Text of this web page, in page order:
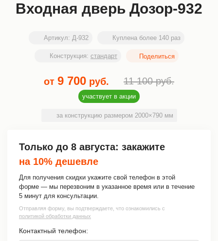
Входная дверь Дозор-932
Артикул: Д-932 Куплена более 140 раз
Конструкция: стандарт
от 9 700 руб. 11 100руб.
участвует в акции
за конструкцию размером 2000×790 мм
Только до 8 августа: закажите
на 10% дешевле
Для получения скидки укажите свой телефон в этой
форме — мы перезвоним в указанное время или в течение
5 минут для консультации.
Отправляя форму, вы подтверждаете, что ознакомились с
политикой обработки данных
Контактный телефон: